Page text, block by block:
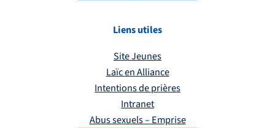
Liens utiles
Site Jeunes
Laïc en Alliance
Intentions de prières
Intranet
Abus sexuels – Emprise